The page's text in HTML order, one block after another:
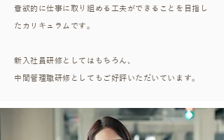
意欲的に仕事に取り組める工夫ができることを目指し
たカリキュラムです。
新入社員研修としてはもちろん、
中間管理職研修としてもご好評いただいています。